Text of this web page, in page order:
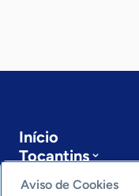
Início
Tocantins
Podcast
Aviso de Cookies